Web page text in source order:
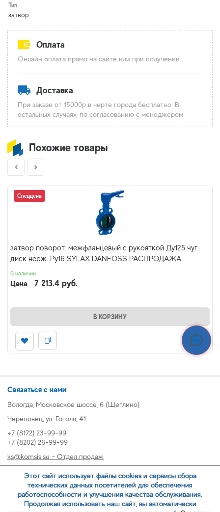
Тип
затвор
Оплата
Онлайн оплата прямо на сайте или при получении.
Доставка
При заказе от 15000р в черте города бесплатно. В
остальных случаях, по согласованию с менеджером.
Похожие товары
Спеццена
затвор поворот. межфланцевый с рукояткой Ду125 чуг.
диск нерж. Pу16 SYLAX DANFOSS РАСПРОДАЖА
В наличии
Цена 7 213.4 руб.
В КОРЗИНУ
Связаться с нами
Вологда, Московское шоссе, 6 (Щеглино)
Череповец, ул. Гоголя, 41
+7 (8172) 23-99-99
+7 (8202) 26-99-99
ks@komsis.su - Отдел продаж
oz@komsis.su - Отдел закупок
ЗАКАЗАТЬ ЗВОНОК
Этот сайт использует файлы cookies и сервисы сбора
технических данных посетителей для обеспечения
работоспособности и улучшения качества обслуживания.
Продолжая использовать наш сайт, вы автоматически